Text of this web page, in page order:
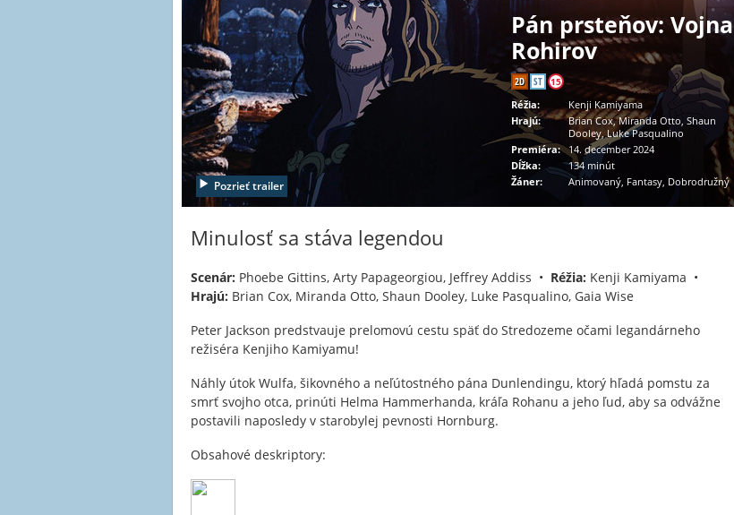
Pozrieť trailer
Pán prsteňov: Vojna
Rohirov
2D ST 15
Réžia:
Kenji Kamiyama
Hrajú:
Brian Cox, Miranda Otto, Shaun
Dooley, Luke Pasqualino
Premiéra: 14. december 2024
Dĺžka:
134 minút
Žáner:
Animovaný, Fantasy, Dobrodružný
Minulosť sa stáva legendou
Scenár: Phoebe Gittins, Arty Papageorgiou, Jeffrey Addiss • Réžia: Kenji Kamiyama •
Hrajú: Brian Cox, Miranda Otto, Shaun Dooley, Luke Pasqualino, Gaia Wise
Peter Jackson predstvauje prelomovú cestu späť do Stredozeme očami legandárneho
režiséra Kenjiho Kamiyamu!
Náhly útok Wulfa, šikovného a neľútostného pána Dunlendingu, ktorý hľadá pomstu za
smrť svojho otca, prinúti Helma Hammerhanda, kráľa Rohanu a jeho ľud, aby sa odvážne
postavili naposledy v starobylej pevnosti Hornburg.
Obsahové deskriptory: